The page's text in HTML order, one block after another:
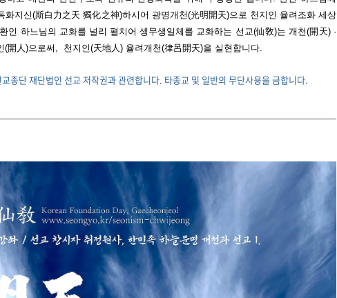
화지신(斯白力之天 獨化之神)하시어 광명개천(光明開天)으로 천지인 율려조화 세상
인 하느님의 교화를 널리 펼치어 셍무생일체를 교화하는 선교(仙敎)는 개천(開天) ·
(開人)으로써, 천지인(天地人) 율려개천(律呂開天)을 실현합니다.
종단 재단법인 선교 저작권과 관련합니다. 타종교 및 일반의 무단사용을 금합니다.